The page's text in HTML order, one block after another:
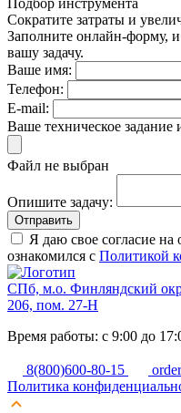
Подбор инструмента
Сократите затраты и
Заполните онлайн-форму,
вашу задачу.
Ваше имя:
Телефон:
E-mail:
Ваше техническое задание
Файл не выбран
Опишите задачу:
Отправить
Я даю свое согласие
ознакомился с Политикой
СПб, м.о. Финляндский
206, пом. 27-Н
Время работы: с 9:00 до
8(800)600-80-15
Политика